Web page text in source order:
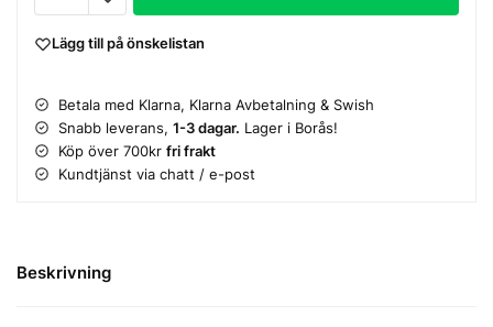
Lägg till på önskelistan
Betala med Klarna, Klarna Avbetalning & Swish
Snabb leverans, 1-3 dagar. Lager i Borås!
Köp över 700kr fri frakt
Kundtjänst via chatt / e-post
Beskrivning